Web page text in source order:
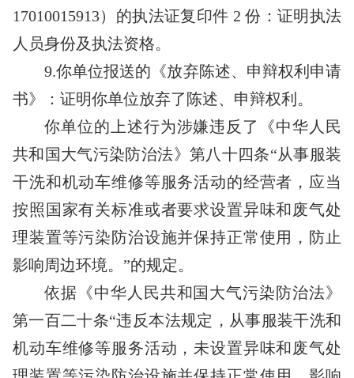
17010015913）的执法证复印件 2 份：证明执法
人员身份及执法资格。
9.你单位报送的《放弃陈述、申辩权利申请
书》：证明你单位放弃了陈述、申辩权利。
你单位的上述行为涉嫌违反了《中华人民
共和国大气污染防治法》第八十四条“从事服装
干洗和机动车维修等服务活动的经营者，应当
按照国家有关标准或者要求设置异味和废气处
理装置等污染防治设施并保持正常使用，防止
影响周边环境。”的规定。
依据《中华人民共和国大气污染防治法》
第一百二十条“违反本法规定，从事服装干洗和
机动车维修等服务活动，未设置异味和废气处